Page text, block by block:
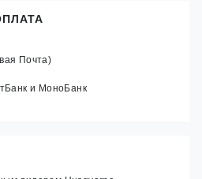
Почта)
и МоноБанк